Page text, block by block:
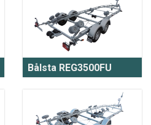
Bålsta REG3500FU